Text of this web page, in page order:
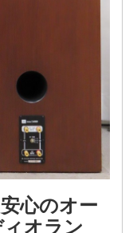
心のオー
オラン